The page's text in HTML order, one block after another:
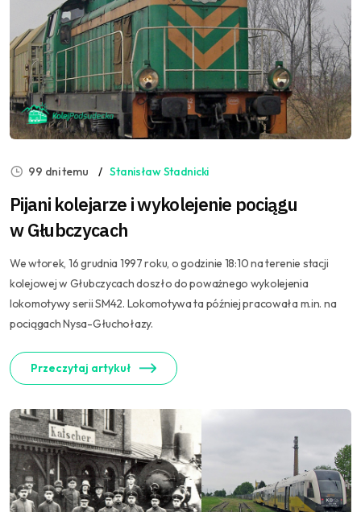
99 dni temu Stanisław Stadnicki
Pijani kolejarze i wykolejenie pociągu
w Głubczycach
We wtorek, 16 grudnia 1997 roku, o godzinie 18:10 na terenie stacji
kolejowej w Głubczycach doszło do poważnego wykolejenia
lokomotywy serii SM42. Lokomotywa ta później pracowała m.in. na
pociągach Nysa-Głuchołazy.
Przeczytaj artykuł